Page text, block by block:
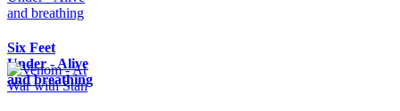
Six Feet
Under - Alive
and breathing